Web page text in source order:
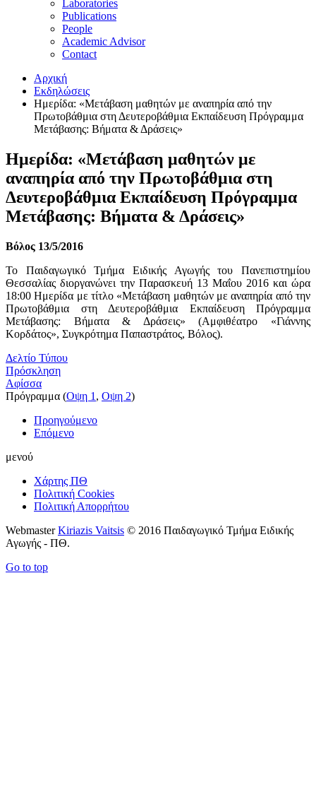
Laboratories
Publications
People
Academic Advisor
Contact
Αρχική
Εκδηλώσεις
Ημερίδα: «Μετάβαση μαθητών με αναπηρία από την
Πρωτοβάθμια στη Δευτεροβάθμια Εκπαίδευση Πρόγραμμα
Μετάβασης: Βήματα & Δράσεις»
Ημερίδα: «Μετάβαση μαθητών με
αναπηρία από την Πρωτοβάθμια στη
Δευτεροβάθμια Εκπαίδευση Πρόγραμμα
Μετάβασης: Βήματα & Δράσεις»
Βόλος 13/5/2016
Το Παιδαγωγικό Τμήμα Ειδικής Αγωγής του Πανεπιστημίου
Θεσσαλίας διοργανώνει την Παρασκευή 13 Μαΐου 2016 και ώρα
18:00 Ημερίδα με τίτλο «Μετάβαση μαθητών με αναπηρία από την
Πρωτοβάθμια στη Δευτεροβάθμια Εκπαίδευση Πρόγραμμα
Μετάβασης: Βήματα & Δράσεις» (Αμφιθέατρο «Γιάννης
Κορδάτος», Συγκρότημα Παπαστράτος, Βόλος).
Δελτίο Τύπου
Πρόσκληση
Αφίσσα
Πρόγραμμα (Οψη 1 , Οψη 2)
Προηγούμενο
Επόμενο
μενού
Χάρτης ΠΘ
Πολιτική Cookies
Πολιτική Απορρήτου
WebmasterKiriazis Vaitsis © 2016 Παιδαγωγικό Τμήμα Ειδικής
Αγωγής - ΠΘ.
Go to top